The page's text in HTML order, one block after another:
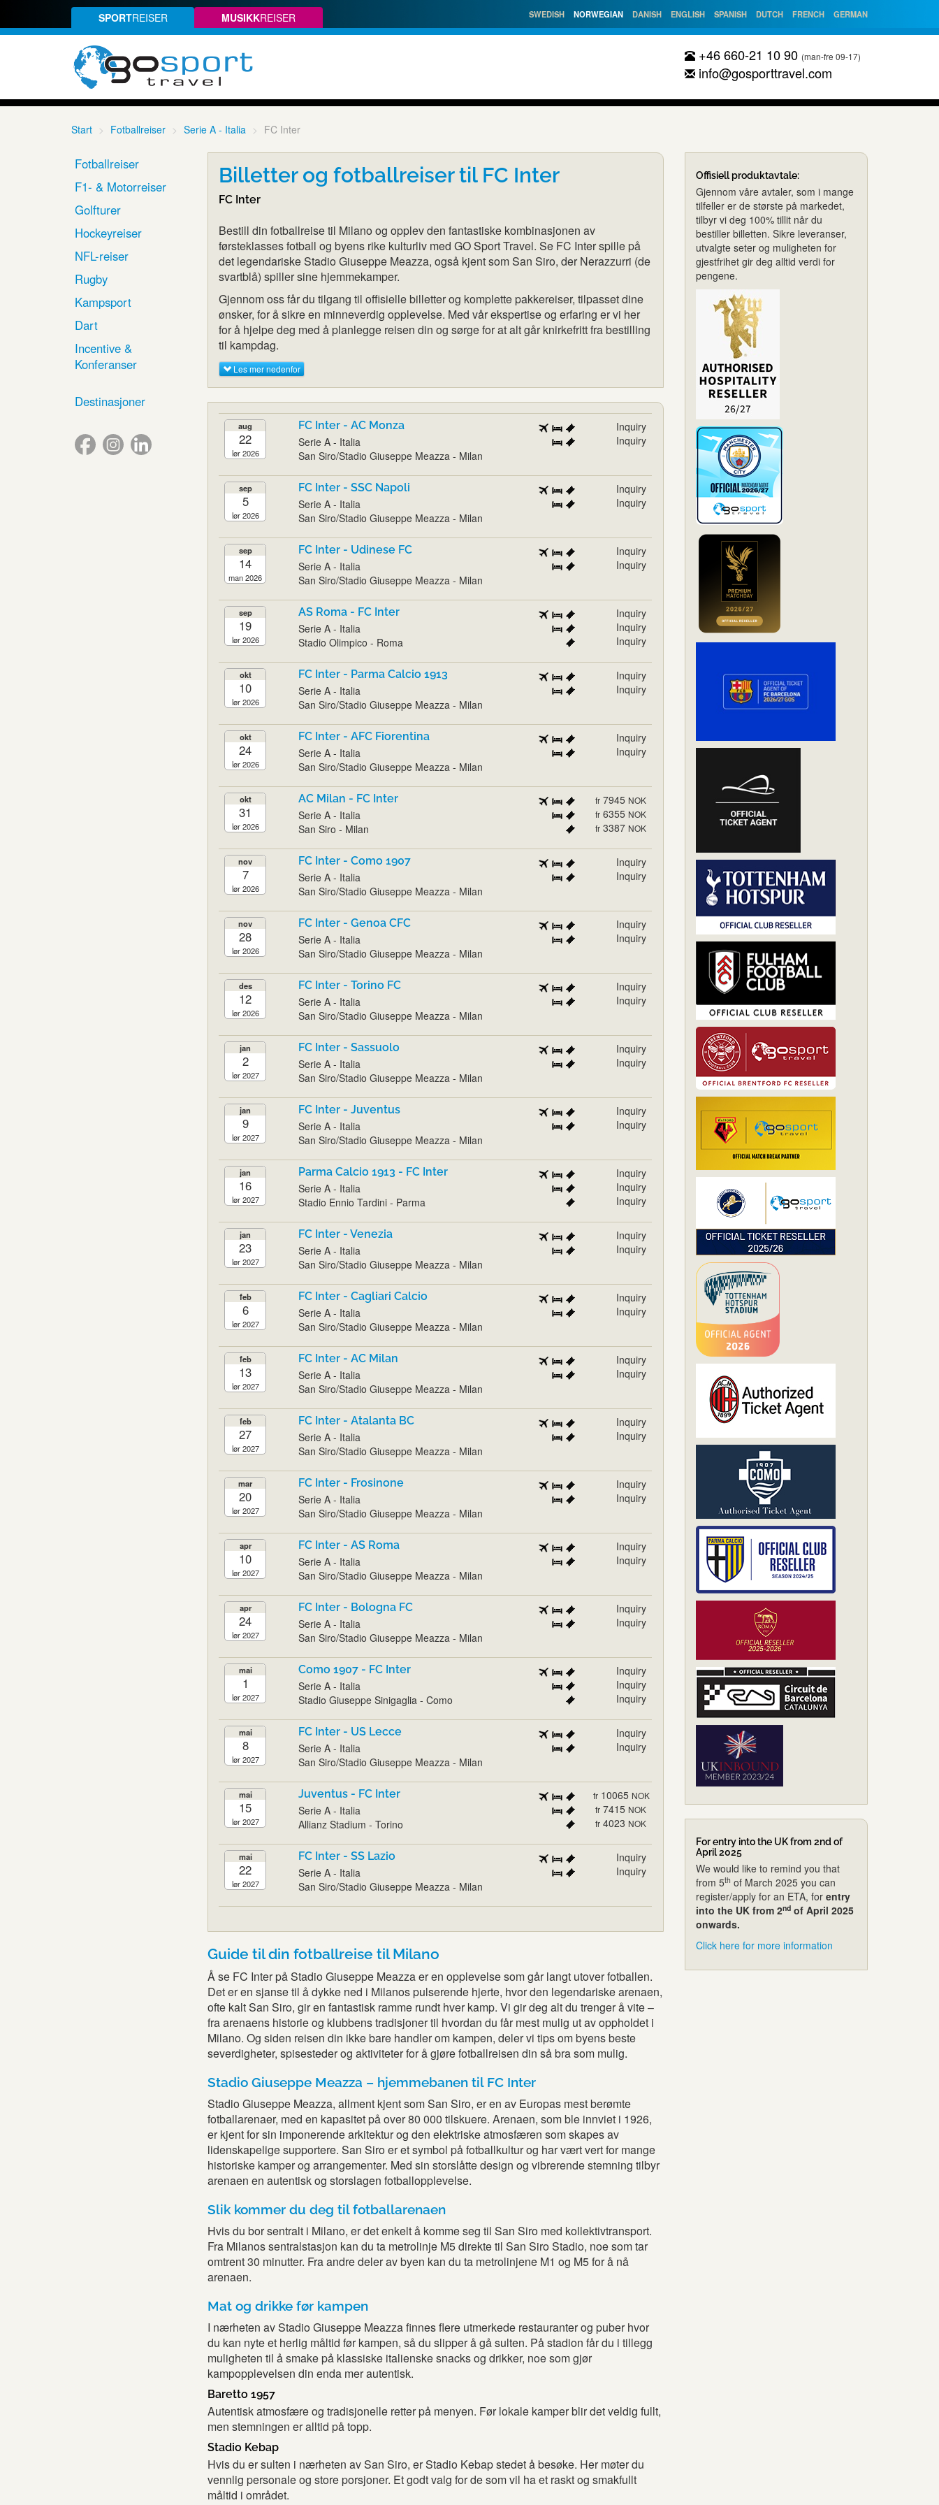
SPORTREISER MUSIKKREISER SWEDISH NORWEGIAN DANISH ENGLISH SPANISH DUTCH FRENCH GERMAN
+46 660-21 10 90 (man-fre 09-17)
info@gosporttravel.com
Start Fotballreiser Serie A - Italia FC Inter
Fotballreiser
F1- & Motorreiser
Golfturer
Hockeyreiser
NFL-reiser
Rugby
Kampsport
Dart
Incentive &
Konferanser
Destinasjoner
Billetter og fotballreiser til FC Inter
FC Inter
Bestill din fotballreise til Milano og opplev den fantastiske kombinasjonen av
førsteklasses fotball og byens rike kulturliv med GO Sport Travel. Se FC Inter spille på
det legendariske Stadio Giuseppe Meazza, også kjent som San Siro, der Nerazzurri (de
svartblå) spiller sine hjemmekamper.
Gjennom oss får du tilgang til offisielle billetter og komplette pakkereiser, tilpasset dine
ønsker, for å sikre en minneverdig opplevelse. Med vår ekspertise og erfaring er vi her
for å hjelpe deg med å planlegge reisen din og sørge for at alt går knirkefritt fra bestilling
til kampdag.
Les mer nedenfor
aug
22
lør 2026
FC Inter - AC Monza
Serie A - Italia
San Siro/Stadio Giuseppe Meazza - Milan
Inquiry
Inquiry
sep
5
lør 2026
FC Inter - SSC Napoli
Serie A - Italia
San Siro/Stadio Giuseppe Meazza - Milan
Inquiry
Inquiry
sep
14
man 2026
FC Inter - Udinese FC
Serie A - Italia
San Siro/Stadio Giuseppe Meazza - Milan
Inquiry
Inquiry
sep
19
lør 2026
AS Roma - FC Inter
Serie A - Italia
Stadio Olimpico - Roma
Inquiry
Inquiry
Inquiry
okt
10
lør 2026
FC Inter - Parma Calcio 1913
Serie A - Italia
San Siro/Stadio Giuseppe Meazza - Milan
Inquiry
Inquiry
okt
24
lør 2026
FC Inter - AFC Fiorentina
Serie A - Italia
San Siro/Stadio Giuseppe Meazza - Milan
Inquiry
Inquiry
okt
31
lør 2026
AC Milan - FC Inter
Serie A - Italia
San Siro - Milan
fr 7945 NOK
fr 6355 NOK
fr 3387 NOK
nov
7
lør 2026
FC Inter - Como 1907
Serie A - Italia
San Siro/Stadio Giuseppe Meazza - Milan
Inquiry
Inquiry
nov
28
lør 2026
FC Inter - Genoa CFC
Serie A - Italia
San Siro/Stadio Giuseppe Meazza - Milan
Inquiry
Inquiry
des
12
lør 2026
FC Inter - Torino FC
Serie A - Italia
San Siro/Stadio Giuseppe Meazza - Milan
Inquiry
Inquiry
jan
2
lør 2027
FC Inter - Sassuolo
Serie A - Italia
San Siro/Stadio Giuseppe Meazza - Milan
Inquiry
Inquiry
jan
9
lør 2027
FC Inter - Juventus
Serie A - Italia
San Siro/Stadio Giuseppe Meazza - Milan
Inquiry
Inquiry
jan
16
lør 2027
Parma Calcio 1913 - FC Inter
Serie A - Italia
Stadio Ennio Tardini - Parma
Inquiry
Inquiry
Inquiry
jan
23
lør 2027
FC Inter - Venezia
Serie A - Italia
San Siro/Stadio Giuseppe Meazza - Milan
Inquiry
Inquiry
feb
6
lør 2027
FC Inter - Cagliari Calcio
Serie A - Italia
San Siro/Stadio Giuseppe Meazza - Milan
Inquiry
Inquiry
feb
13
lør 2027
FC Inter - AC Milan
Serie A - Italia
San Siro/Stadio Giuseppe Meazza - Milan
Inquiry
Inquiry
feb
27
lør 2027
FC Inter - Atalanta BC
Serie A - Italia
San Siro/Stadio Giuseppe Meazza - Milan
Inquiry
Inquiry
mar
20
lør 2027
FC Inter - Frosinone
Serie A - Italia
San Siro/Stadio Giuseppe Meazza - Milan
Inquiry
Inquiry
apr
10
lør 2027
FC Inter - AS Roma
Serie A - Italia
San Siro/Stadio Giuseppe Meazza - Milan
Inquiry
Inquiry
apr
24
lør 2027
FC Inter - Bologna FC
Serie A - Italia
San Siro/Stadio Giuseppe Meazza - Milan
Inquiry
Inquiry
mai
1
lør 2027
Como 1907 - FC Inter
Serie A - Italia
Stadio Giuseppe Sinigaglia - Como
Inquiry
Inquiry
Inquiry
mai
8
lør 2027
FC Inter - US Lecce
Serie A - Italia
San Siro/Stadio Giuseppe Meazza - Milan
Inquiry
Inquiry
mai
15
lør 2027
Juventus - FC Inter
Serie A - Italia
Allianz Stadium - Torino
fr 10065 NOK
fr 7415 NOK
fr 4023 NOK
mai
22
lør 2027
FC Inter - SS Lazio
Serie A - Italia
San Siro/Stadio Giuseppe Meazza - Milan
Inquiry
Inquiry
Guide til din fotballreise til Milano
Å se FC Inter på Stadio Giuseppe Meazza er en opplevelse som går langt utover fotballen.
Det er en sjanse til å dykke ned i Milanos pulserende hjerte, hvor den legendariske arenaen,
ofte kalt San Siro, gir en fantastisk ramme rundt hver kamp. Vi gir deg alt du trenger å vite –
fra arenaens historie og klubbens tradisjoner til hvordan du får mest mulig ut av oppholdet i
Milano. Og siden reisen din ikke bare handler om kampen, deler vi tips om byens beste
severdigheter, spisesteder og aktiviteter for å gjøre fotballreisen din så bra som mulig.
Stadio Giuseppe Meazza – hjemmebanen til FC Inter
Stadio Giuseppe Meazza, allment kjent som San Siro, er en av Europas mest berømte
fotballarenaer, med en kapasitet på over 80 000 tilskuere. Arenaen, som ble innviet i 1926,
er kjent for sin imponerende arkitektur og den elektriske atmosfæren som skapes av
lidenskapelige supportere. San Siro er et symbol på fotballkultur og har vært vert for mange
historiske kamper og arrangementer. Med sin storslåtte design og vibrerende stemning tilbyr
arenaen en autentisk og storslagen fotballopplevelse.
Slik kommer du deg til fotballarenaen
Hvis du bor sentralt i Milano, er det enkelt å komme seg til San Siro med kollektivtransport.
Fra Milanos sentralstasjon kan du ta metrolinje M5 direkte til San Siro Stadio, noe som tar
omtrent 30 minutter. Fra andre deler av byen kan du ta metrolinjene M1 og M5 for å nå
arenaen.
Mat og drikke før kampen
I nærheten av Stadio Giuseppe Meazza finnes flere utmerkede restauranter og puber hvor
du kan nyte et herlig måltid før kampen, så du slipper å gå sulten. På stadion får du i tillegg
muligheten til å smake på klassiske italienske snacks og drikker, noe som gjør
kampopplevelsen din enda mer autentisk.
Baretto 1957
Autentisk atmosfære og tradisjonelle retter på menyen. Før lokale kamper blir det veldig fullt,
men stemningen er alltid på topp.
Stadio Kebap
Hvis du er sulten i nærheten av San Siro, er Stadio Kebap stedet å besøke. Her møter du
vennlig personale og store porsjoner. Et godt valg for de som vil ha et raskt og smakfullt
måltid i området.
Offisiell produktavtale:
Gjennom våre avtaler, som i mange
tilfeller er de største på markedet,
tilbyr vi deg 100% tillit når du
bestiller billetten. Sikre leveranser,
utvalgte seter og muligheten for
gjestfrihet gir deg alltid verdi for
pengene.
For entry into the UK from 2nd of
April 2025
We would like to remind you that
from 5th of March 2025 you can
register/apply for an ETA, for entry
into the UK from 2ndof April 2025
onwards.
Click here for more information